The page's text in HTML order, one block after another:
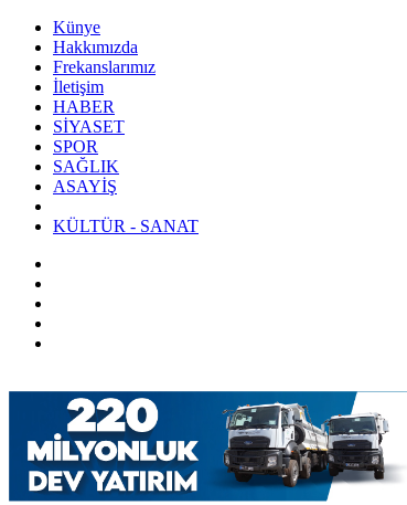
Künye
Hakkımızda
Frekanslarımız
İletişim
HABER
SİYASET
SPOR
SAĞLIK
ASAYİŞ
KÜLTÜR - SANAT